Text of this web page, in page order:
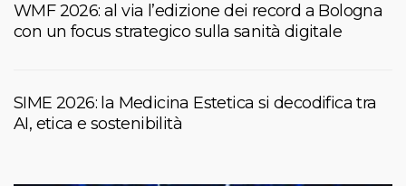
WMF 2026: al via l’edizione dei record a Bologna
con un focus strategico sulla sanità digitale
SIME 2026: la Medicina Estetica si decodifica tra
AI, etica e sostenibilità